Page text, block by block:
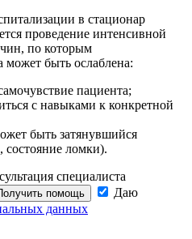
в стационар
проведение интенсивной
по которым
может быть ослаблена:
пациента;
с навыками к конкретной
быть затянувшийся
ломки).
специалиста
помощь
Даю
данных